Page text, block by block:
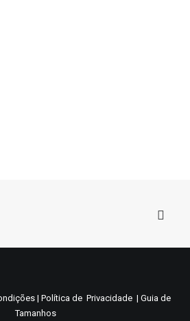
VER OPÇÕES
S PRETOLEO MATE
€437,90
| Política de Privacidade | Guia de
Tamanhos